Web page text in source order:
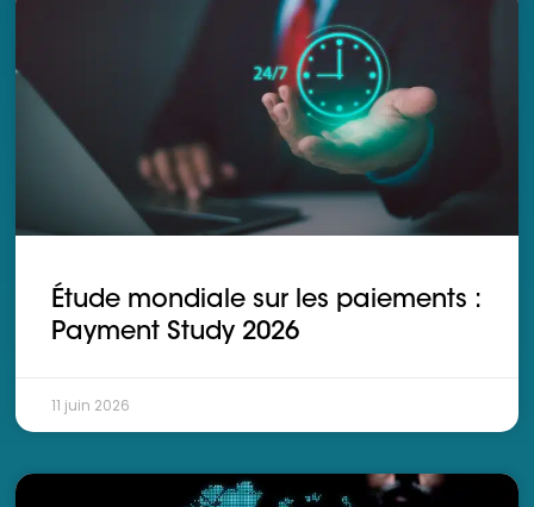
Étude mondiale sur les paiements :
Payment Study 2026
11 juin 2026